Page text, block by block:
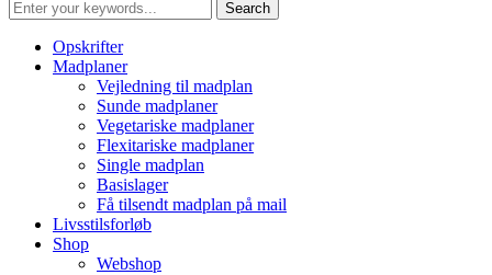
Opskrifter
Madplaner
Vejledning til madplan
Sunde madplaner
Vegetariske madplaner
Flexitariske madplaner
Single madplan
Basislager
Få tilsendt madplan på mail
Livsstilsforløb
Shop
Webshop